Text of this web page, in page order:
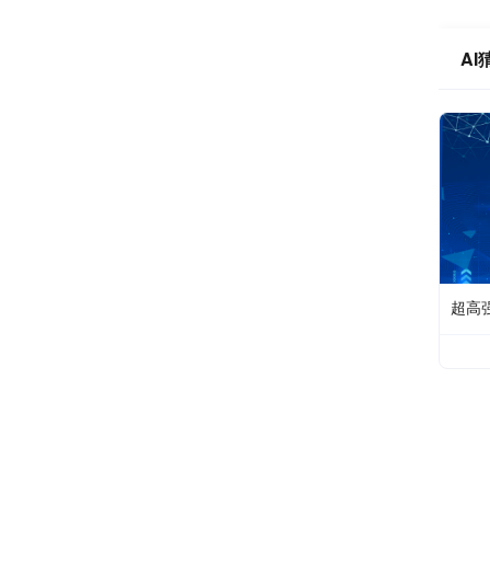
AI
超高